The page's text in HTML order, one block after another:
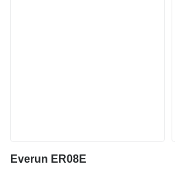
Everun ER08E